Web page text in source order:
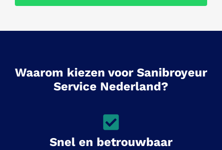
Waarom kiezen voor Sanibroyeur
Service Nederland?
Snel en betrouwbaar